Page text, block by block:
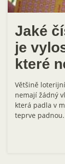
Jaké
je
které
Většině
nemají žádný
která padla v
teprve padnou.